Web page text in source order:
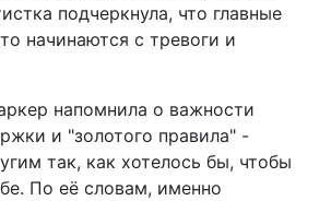
подчеркнула, что главные
начинаются с тревоги и
напомнила о важности
и "золотого правила" -
так, как хотелось бы, чтобы
По её словам, именно